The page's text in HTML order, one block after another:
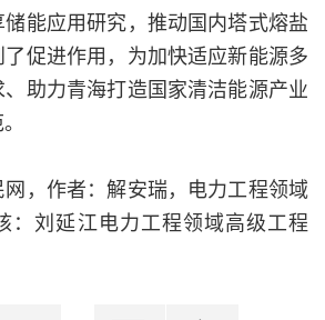
能应用研究，推动国内塔式熔盐
促进作用，为加快适应新能源多
助力青海打造国家清洁能源产业
，作者：解安瑞，电力工程领域
：刘延江电力工程领域高级工程